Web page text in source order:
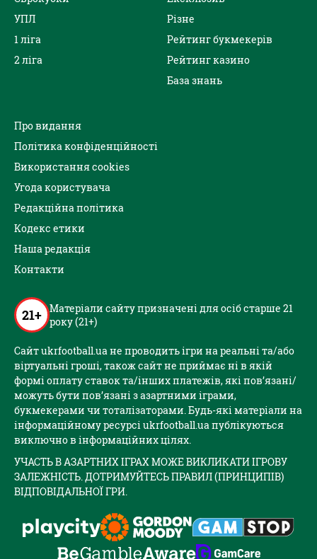
УПЛ
1 ліга
2 ліга
Різне
Рейтинг букмекерів
Рейтинг казино
База знань
Про видання
Політика конфіденційності
Використання cookies
Угода користувача
Редакційна політика
Кодекс етики
Наша редакція
Контакти
21+ Матеріали сайту призначені для осіб старше 21
року (21+)
Сайт ukrfootball.ua не проводить ігри на реальні та/або
віртуальні гроші, також сайт не приймає ні в якій
формі оплату ставок та/інших платежів, які пов’язані/
можуть бути пов’язані з азартними іграми,
букмекерами чи тоталізаторами. Будь-які матеріали на
інформаційному ресурсі ukrfootball.ua публікуються
виключно в інформаційних цілях.
УЧАСТЬ В АЗАРТНИХ ІГРАХ МОЖЕ ВИКЛИКАТИ ІГРОВУ
ЗАЛЕЖНІСТЬ. ДОТРИМУЙТЕСЬ ПРАВИЛ (ПРИНЦИПІВ)
ВІДПОВІДАЛЬНОЇ ГРИ.